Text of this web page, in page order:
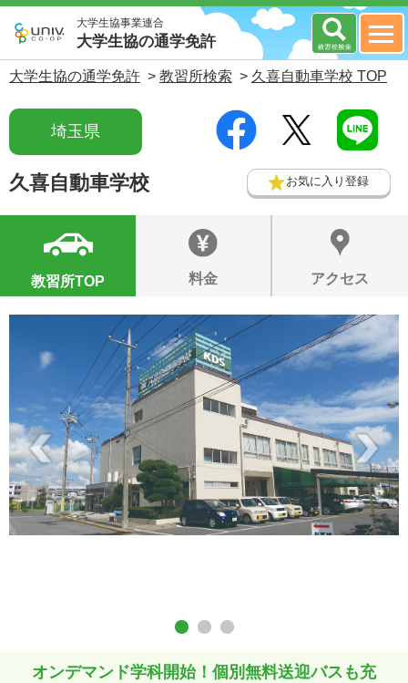
大学生協事業連合
大学生協の通学免許
大学生協の通学免許 > 教習所検索 > 久喜自動車学校 TOP
埼玉県
久喜自動車学校 お気に入り登録
教習所TOP 料金 アクセス
オンデマンド学科開始！個別無料送迎バスも充